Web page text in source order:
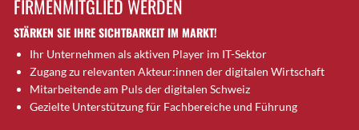
Brugg AG
Brütten
Bubendorf
Bubikon
Buchs (SG)
FIRMENMITGLIED WERDEN
STÄRKEN SIE IHRE SICHTBARKEIT IM MARKT!
Ihr Unternehmen als aktiven Player im IT-Sektor
Zugang zu relevanten Akteur:innen der digitalen Wirtschaft
Mitarbeitende am Puls der digitalen Schweiz
Gezielte Unterstützung für Fachbereiche und Führung